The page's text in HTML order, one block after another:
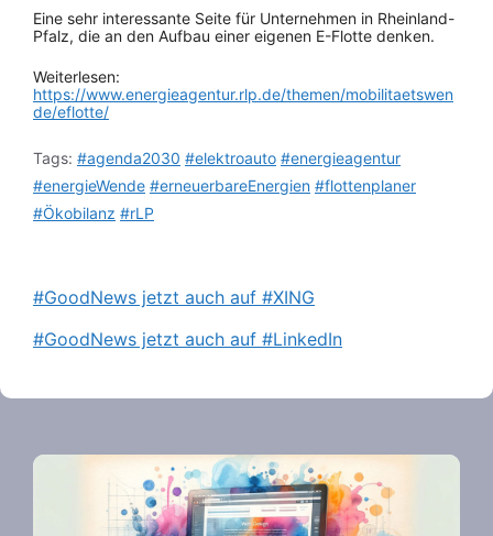
Eine sehr interessante Seite für Unternehmen in Rheinland-
Pfalz, die an den Aufbau einer eigenen E-Flotte denken.
Weiterlesen:
https://www.energieagentur.rlp.de/themen/mobilitaetswen
de/eflotte/
Tags: #agenda2030 #elektroauto #energieagentur
#energieWende #erneuerbareEnergien #flottenplaner
#Ökobilanz #rLP
#GoodNews jetzt auch auf #XING
#GoodNews jetzt auch auf #LinkedIn